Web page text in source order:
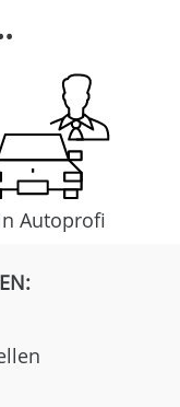
Autoprofi